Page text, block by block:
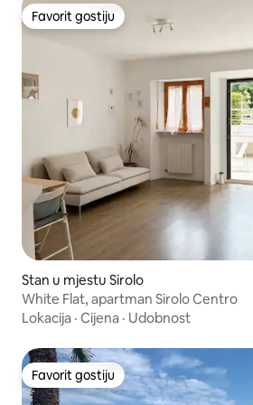
Favorit gostiju
Favorit gostiju
Stan u mjestu Sirolo
White Flat, apartman Sirolo Centro
Lokacija · Cijena · Udobnost
Favorit gostiju
Favorit gostiju